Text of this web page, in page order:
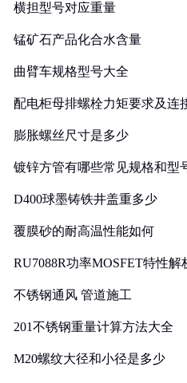
横担型号对应重量
锰矿石产品化合水含量
曲臂车规格型号大全
配电柜母排螺栓力矩要求及连
膨胀螺丝尺寸是多少
镀锌方管有哪些常见规格和型
D400球墨铸铁井盖重多少
覆膜砂的耐高温性能如何
RU7088R功率MOSFET特性
不锈钢通风 管道施工
201不锈钢重量计算方法大全
M20螺纹大径和小径是多少